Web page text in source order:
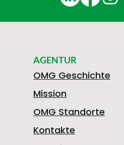
5
AGENTUR
OMG Geschichte
Mission
OMG Standorte
Kontakte